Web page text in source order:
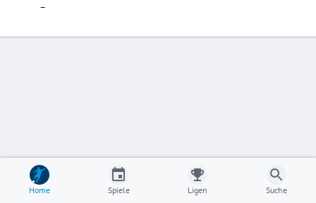
–
Home Spiele Ligen Suche